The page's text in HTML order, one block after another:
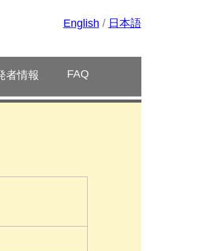
English / 日本語
者情報 FAQ